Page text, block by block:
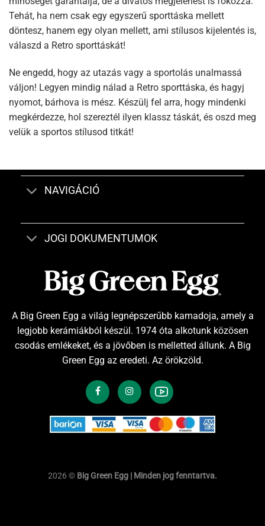
Tehát, ha nem csak egy egyszerű sporttáska mellett
döntesz, hanem egy olyan mellett, ami stílusos kijelentés is,
válaszd a Retro sporttáskát!
Ne engedd, hogy az utazás vagy a sportolás unalmassá
váljon! Legyen mindig nálad a Retro sporttáska, és hagyj
nyomot, bárhova is mész. Készülj fel arra, hogy mindenki
megkérdezze, hol szereztél ilyen klassz táskát, és oszd meg
velük a sportos stílusod titkát!
NAVIGÁCIÓ
JOGI DOKUMENTUMOK
A Big Green Egg a világ legnépszerűbb kamadoja, amely a
legjobb kerámiákból készül. 1974 óta alkotunk közösen
csodás emlékeket, és a jövőben is melletted állunk. A Big
Green Egg az eredeti. Az örökzöld.
2026 © Big Green Egg | Minden jog fenntartva.